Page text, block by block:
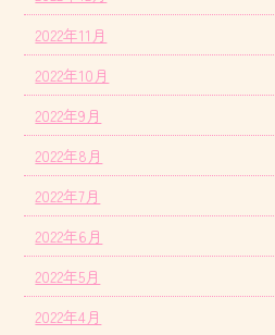
2022年11月
2022年10月
2022年9月
2022年8月
2022年7月
2022年6月
2022年5月
2022年4月